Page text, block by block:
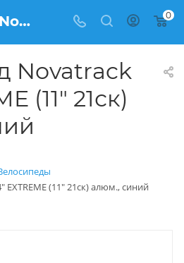
Велосипед Novatrack 24" EXTREME (11" 21ск) алюм., синий купить: цена 16 990 рублей в Балашихе | Интернет магазин Вело150 0
Novatrack
(11" 21ск)
EXTREME (11" 21ск) алюм., синий